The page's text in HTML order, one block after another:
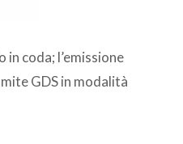
in coda; l’emissione
GDS in modalità